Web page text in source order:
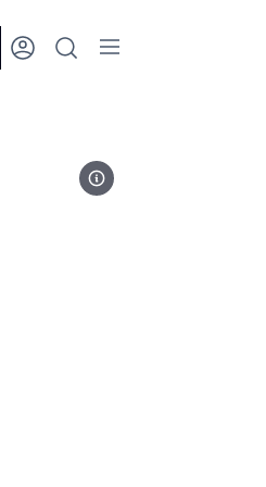
Fotó: MTI/Kovács Tamás